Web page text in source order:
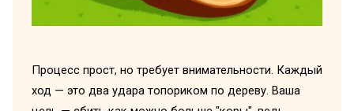
Процесс прост, но требует внимательности. Каждый
ход — это два удара топориком по дереву. Ваша